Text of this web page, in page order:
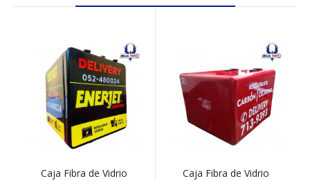
Caja Fibra de Vidrio
Caja Fibra de Vidrio